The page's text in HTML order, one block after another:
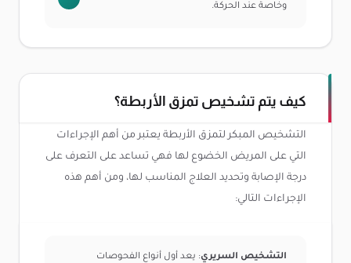
وخاصة عند الحركة.
كيف يتم تشخيص تمزق الأربطة؟
التشخيص المبكر لتمزق الأربطة يعتبر من أهم الإجراءات
التي على المريض الخضوع لها فهي تساعد على التعرف على
درجة الإصابة وتحديد العلاج المناسب لها، ومن أهم هذه
الإجراءات التالي:
التشخيص السريري: يعد أول أنواع الفحوصات